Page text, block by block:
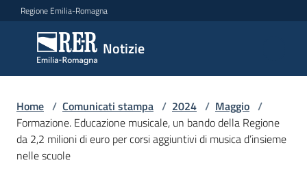
Vai al contenuto
Vai alla navigazione
Vai al footer
Regione Emilia-Romagna
Notizie
Notizie
Comunicati
stampa
Menu selezionato
Cerca
Home / Comunicati stampa / 2024 / Maggio /
Formazione. Educazione musicale, un bando della Regione
da 2,2 milioni di euro per corsi aggiuntivi di musica d’insieme
nelle scuole